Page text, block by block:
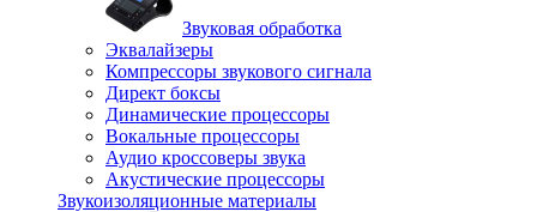
Звуковая обработка
Эквалайзеры
Компрессоры звукового сигнала
Директ боксы
Динамические процессоры
Вокальные процессоры
Аудио кроссоверы звука
Акустические процессоры
Звукоизоляционные материалы